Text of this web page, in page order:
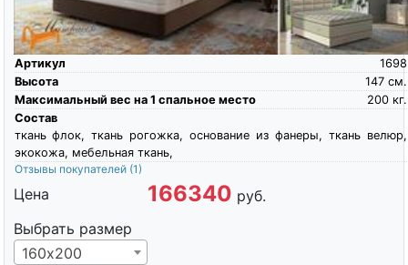
Артикул
1698
Высота
см.
147
Максимальный вес на 1 спальное место
кг.
200
Состав
ткань флок, ткань рогожка, основание из фанеры, ткань велюр,
экокожа, мебельная ткань,
Отзывы покупателей (1)
Цена 166340 руб.
Выбрать размер
160х200